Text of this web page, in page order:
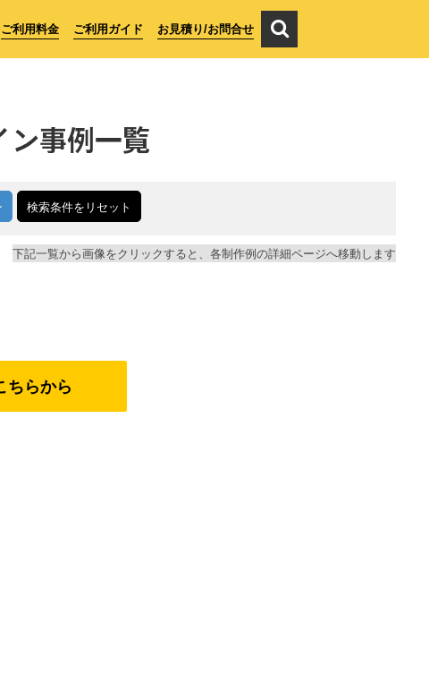
ご利用料金 ご利用ガイド お見積り/お問合せ
ン事例一覧
検索条件をリセット
下記一覧から画像をクリックすると、各制作例の詳細ページへ移動します
ちらから